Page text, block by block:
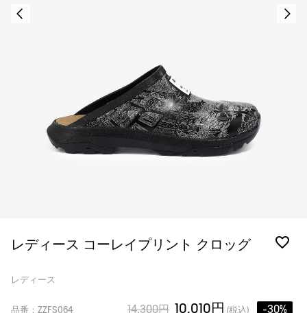
レディース コーレイプリント クロッグ
レディース
品番：ZZFS064 14,300円 10,010円 (税込) -30%